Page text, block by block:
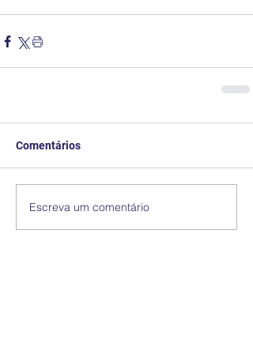
Comentários
Escreva um comentário